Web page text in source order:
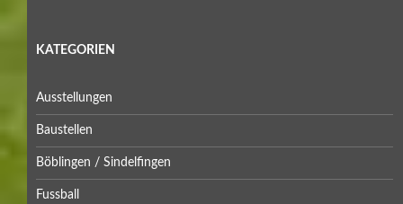
KATEGORIEN
Ausstellungen
Baustellen
Böblingen / Sindelfingen
Fussball